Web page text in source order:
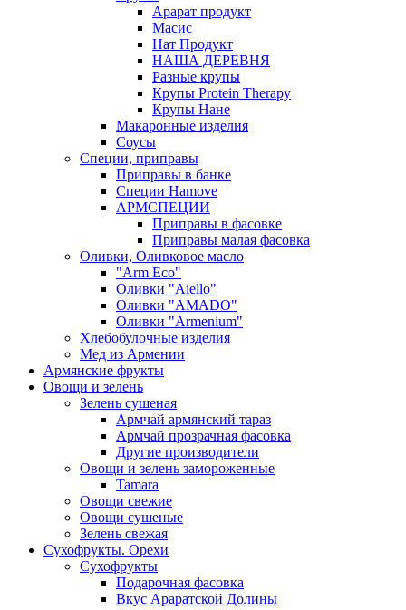
Арарат продукт
Масис
Нат Продукт
НАША ДЕРЕВНЯ
Разные крупы
Крупы Protein Therapy
Крупы Нане
Макаронные изделия
Соусы
Специи, приправы
Приправы в банке
Специи Hamove
АРМСПЕЦИИ
Приправы в фасовке
Приправы малая фасовка
Оливки, Оливковое масло
"Arm Eco"
Оливки "Aiello"
Оливки "AMADO"
Оливки "Armenium"
Хлебобулочные изделия
Мед из Армении
Армянские фрукты
Овощи и зелень
Зелень сушеная
Армчай армянский тараз
Армчай прозрачная фасовка
Другие производители
Овощи и зелень замороженные
Tamara
Овощи свежие
Овощи сушеные
Зелень свежая
Сухофрукты. Орехи
Сухофрукты
Подарочная фасовка
Вкус Араратской Долины